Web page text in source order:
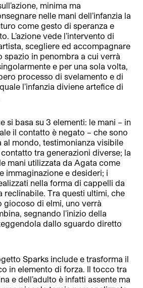
minima ma
nelle mani dell’infanzia la
come gesto di speranza e
L’azione vede l’intervento di
scegliere ed accompagnare
spazio in penombra a cui verrà
e per una sola volta,
processo di svelamento e di
l’infanzia diviene artefice di
si basa su 3 elementi: le mani – in
il contatto è negato – che sono
al mondo, testimonianza visibile
tra generazioni diverse; la
mani utilizzata da Agata come
immaginazione e desideri; i
nella forma di cappelli da
reclinabile. Tra questi ultimi, che
giocoso di elmi, uno verrà
segnando l’inizio della
dallo sguardo diretto
Sparks include e trasforma il
in elemento di forza. Il tocco tra
e dell’adulto è infatti assente ma